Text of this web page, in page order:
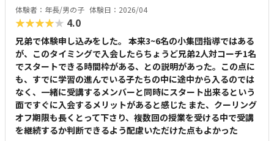
体験者：年長/男の子 体験日：2026/04
★★★★★ 4.0
兄弟で体験申し込みをした。 本来3~6名の小集団指導ではある
が、このタイミングで入会したらちょうど兄弟2人対コーチ1名
でスタートできる時間枠がある、との説明があった。この点に
も、すでに学習の進んでいる子たちの中に途中から入るのでは
なく、一緒に受講するメンバーと同時にスタート出来るという
面ですぐに入会するメリットがあると感じた また、クーリング
オフ期限も長くとって下さり、複数回の授業を受ける中で受講
を継続するか判断できるよう配慮いただけた点もよかった